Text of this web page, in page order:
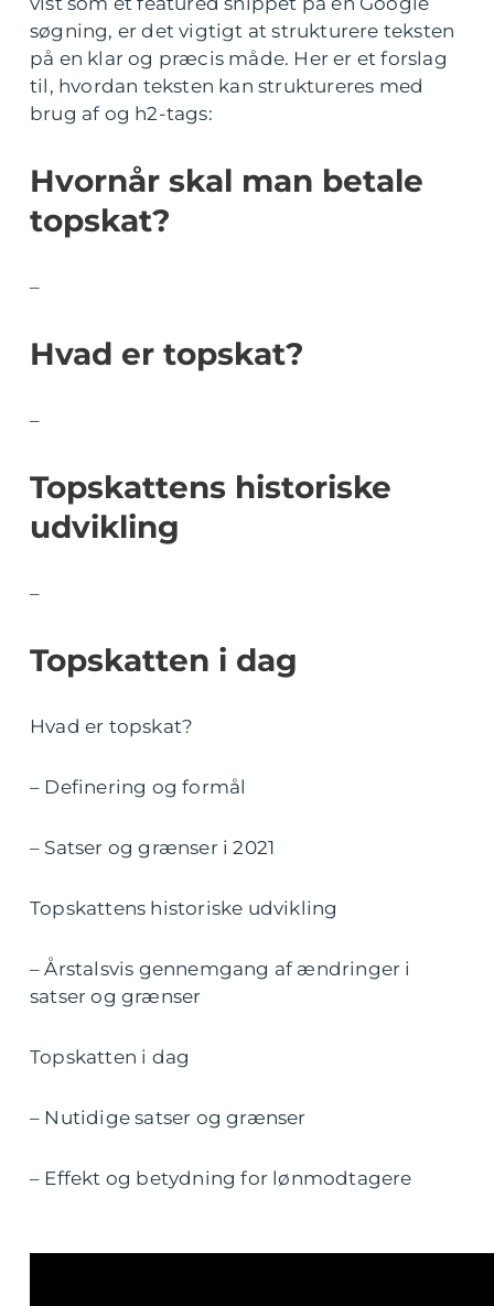
søgning, er det vigtigt at strukturere teksten
på en klar og præcis måde. Her er et forslag
til, hvordan teksten kan struktureres med
brug af og h2-tags:
Hvornår skal man betale
topskat?
–
Hvad er topskat?
–
Topskattens historiske
udvikling
–
Topskatten i dag
Hvad er topskat?
– Definering og formål
– Satser og grænser i 2021
Topskattens historiske udvikling
– Årstalsvis gennemgang af ændringer i
satser og grænser
Topskatten i dag
– Nutidige satser og grænser
– Effekt og betydning for lønmodtagere